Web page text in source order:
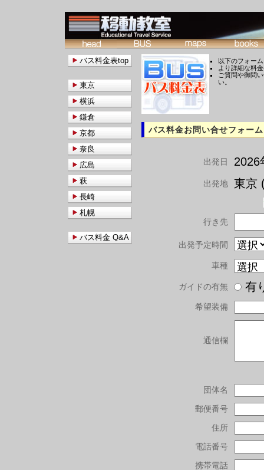
以下のフォー
より詳細な料
ご質問や御問
い。
バス料金お問い合せフォーム
出発日 2026
出発地 東京
行き先
出発予定時間
車種
ガイドの有無
希望装備
通信欄
団体名
郵便番号
住所
電話番号
携帯電話
バス料金表top
東京
横浜
鎌倉
京都
奈良
広島
萩
長崎
札幌
バス料金 Q&A